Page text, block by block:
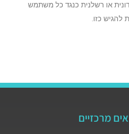
או רשלנית כנגד כל משתמש
להגיש כזו.
מרכזיים